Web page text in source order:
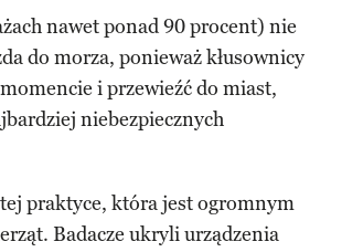
nawet ponad 90 procent) nie
do morza, ponieważ kłusownicy
i przewieźć do miast,
niebezpiecznych
praktyce, która jest ogromnym
Badacze ukryli urządzenia